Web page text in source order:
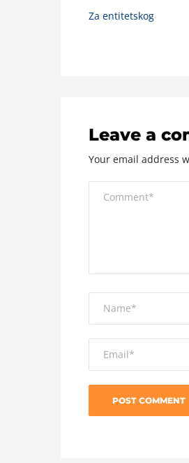
Za entitetskog
Leave a
Your email address